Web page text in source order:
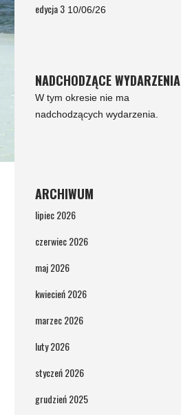
edycja 3 10/06/26
NADCHODZĄCE WYDARZENIA
W tym okresie nie ma
nadchodzących wydarzenia.
ARCHIWUM
lipiec 2026
czerwiec 2026
maj 2026
kwiecień 2026
marzec 2026
luty 2026
styczeń 2026
grudzień 2025